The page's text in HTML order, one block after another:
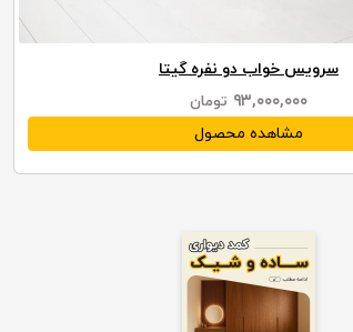
سرویس خواب دو نفره گیتا
۹۳,۰۰۰,۰۰۰ تومان
مشاهده محصول